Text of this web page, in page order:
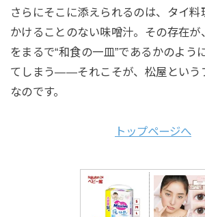
さらにそこに添えられるのは、タイ
かけることのない味噌汁。その存在が
をまるで“和食の一皿”であるかのよう
てしまう――それこそが、松屋という
なのです。
トップページへ